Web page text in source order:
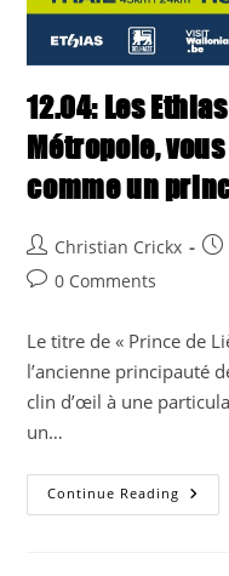
12.04: Les
Métropole,
comme un
Post
author:
Christian Crickx
Post0 Comments
Le titre de « Prince de
l’ancienne principauté
clin d’œil à une
un…
Continue Reading
12.04:
Les